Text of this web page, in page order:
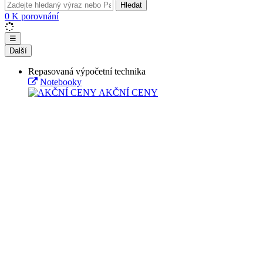
Hledat
0 K porovnání
☰
Další
Repasovaná výpočetní technika
Notebooky
AKČNÍ CENY